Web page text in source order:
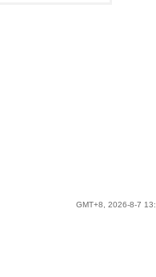
GMT+8, 2026-8-7